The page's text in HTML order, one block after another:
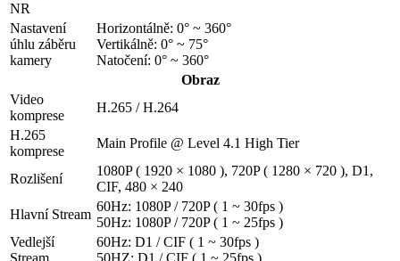
NR
Nastavení
úhlu záběru
kamery
Horizontálně: 0° ~ 360°
Vertikálně: 0° ~ 75°
Natočení: 0° ~ 360°
Obraz
Video
komprese
H.265 / H.264
H.265
komprese
Main Profile @ Level 4.1 High Tier
Rozlišení
1080P ( 1920 × 1080 ), 720P ( 1280 × 720 ), D1,
CIF, 480 × 240
Hlavní Stream
60Hz: 1080P / 720P ( 1 ~ 30fps )
50Hz: 1080P / 720P ( 1 ~ 25fps )
Vedlejší
Stream
60Hz: D1 / CIF ( 1 ~ 30fps )
50HZ: D1 / CIF ( 1 ~ 25fps )